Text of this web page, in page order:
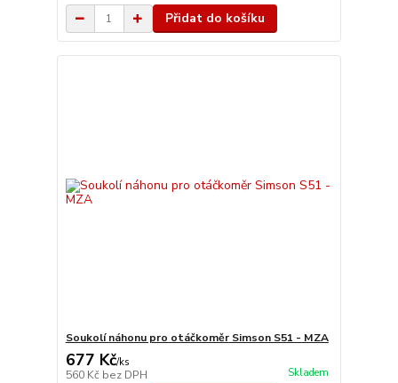
Přidat do košíku
Soukolí náhonu pro otáčkoměr Simson S51 - MZA
677 Kč/ks
560 Kč bez DPH Skladem